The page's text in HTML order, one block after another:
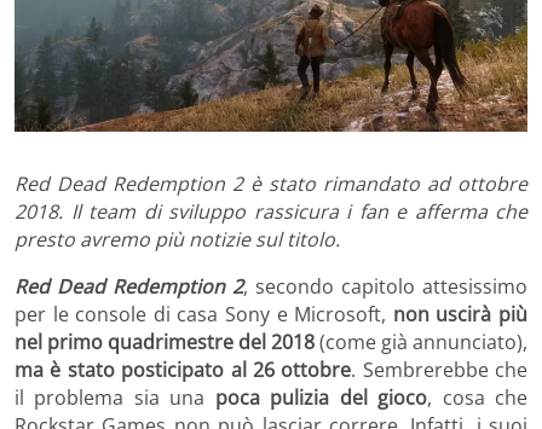
Red Dead Redemption 2 è stato rimandato ad ottobre
2018. Il team di sviluppo rassicura i fan e afferma che
presto avremo più notizie sul titolo.
Red Dead Redemption 2, secondo capitolo attesissimo
per le console di casa Sony e Microsoft, non uscirà più
nel primo quadrimestre del 2018(come già annunciato),
ma è stato posticipato al 26 ottobre. Sembrerebbe che
il problema sia una poca pulizia del gioco, cosa che